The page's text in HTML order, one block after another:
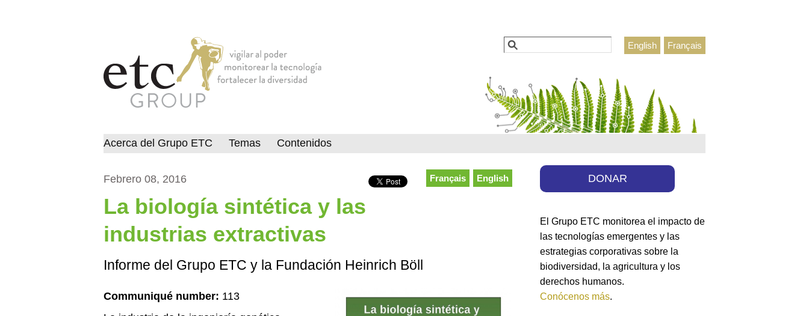
Français
English
Formulario de búsqueda
Buscar
English
Français
Febrero 08, 2016
La biología sintética y las
industrias extractivas
Informe del Grupo ETC y la Fundación Heinrich Böll
Communiqué number: 113
Acerca del Grupo ETC Temas Contenidos
DONAR
El Grupo ETC monitorea el impacto de
las tecnologías emergentes y las
estrategias corporativas sobre la
biodiversidad, la agricultura y los
derechos humanos.
Conócenos más